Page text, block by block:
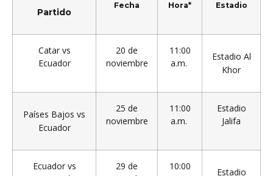
Partido
Fecha Hora* Estadio
Catar vs
Ecuador
20 de
noviembre
11:00
a.m.
Estadio Al
Khor
Países Bajos vs
Ecuador
25 de
noviembre
11:00
a.m.
Estadio
Jalifa
Ecuador vs
29 de
10:00
Estadio